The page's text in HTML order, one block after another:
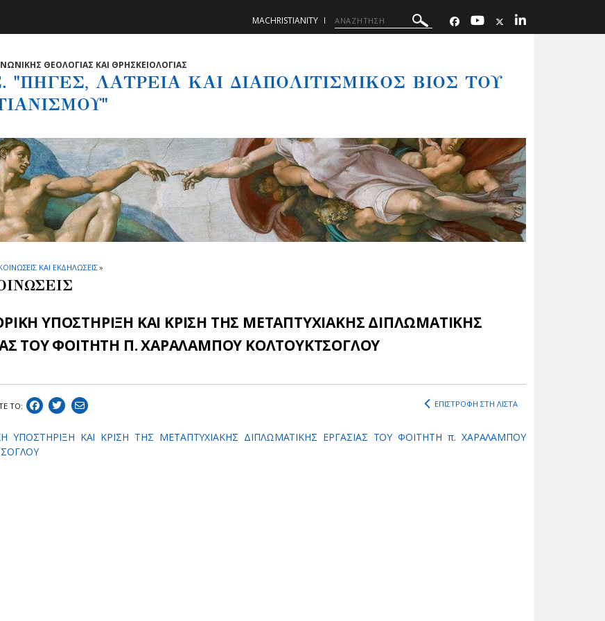
MACHRISTIANITY
ΘΕΟΛΟΓΙΑΣ ΚΑΙ ΘΡΗΣΚΕΙΟΛΟΓΙΑΣ
"ΠΗΓΕΣ, ΛΑΤΡΕΙΑ ΚΑΙ ΔΙΑΠΟΛΙΤΙΣΜΙΚΟΣ ΒΙΟΣ ΤΟΥ
ΚΑΙ ΕΚΔΗΛΩΣΕΙΣ»
ΥΠΟΣΤΗΡΙΞΗ ΚΑΙ ΚΡΙΣΗ ΤΗΣ ΜΕΤΑΠΤΥΧΙΑΚΗΣ ΔΙΠΛΩΜΑΤΙΚΗΣ
ΤΟΥ ΦΟΙΤΗΤΗ Π. ΧΑΡΑΛΑΜΠΟΥ ΚΟΛΤΟΥΚΤΣΟΓΛΟΥ
ΤΟ: ΕΠΙΣΤΡΟΦΗ ΣΤΗ ΛΙΣΤΑ
ΥΠΟΣΤΗΡΙΞΗ ΚΑΙ ΚΡΙΣΗ ΤΗΣ ΜΕΤΑΠΤΥΧΙΑΚΗΣ ΔΙΠΛΩΜΑΤΙΚΗΣ ΕΡΓΑΣΙΑΣ ΤΟΥ ΦΟΙΤΗΤΗ π. ΧΑΡΑΛΑΜΠΟΥ